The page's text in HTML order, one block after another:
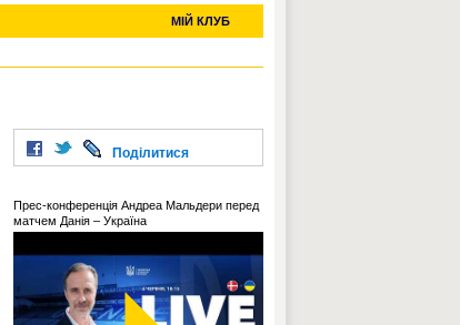
МІЙ КЛУБ
УСІ ТРАНСФЕРИ
Поділитися
Прес-конференція Андреа Мальдери перед
матчем Данія – Україна